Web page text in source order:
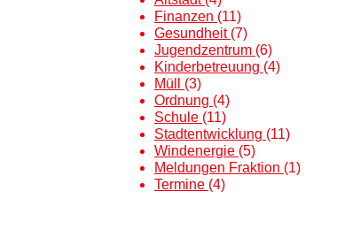
Finanzen (11)
Gesundheit (7)
Jugendzentrum (6)
Kinderbetreuung (4)
Müll (3)
Ordnung (4)
Schule (11)
Stadtentwicklung (11)
Windenergie (5)
Meldungen Fraktion (1)
Termine (4)